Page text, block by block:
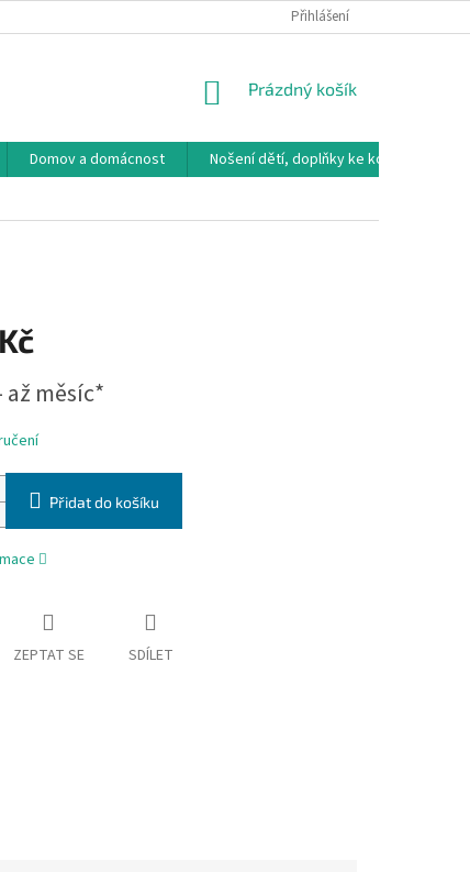
DOPRAVA, PLATBY A
Přihlášení
NÁKUPNÍ
Prázdný košík
Domov a domácnost
Nošení dětí, doplňky ke kočárkům
měsíc*
Přidat do košíku
ZEPTAT SE SDÍLET